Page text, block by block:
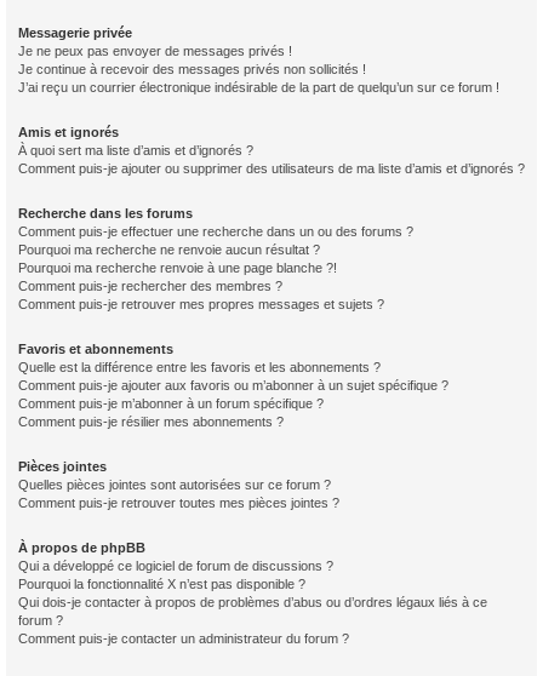
Messagerie privée
Je ne peux pas envoyer de messages privés !
Je continue à recevoir des messages privés non sollicités !
J’ai reçu un courrier électronique indésirable de la part de quelqu’un sur ce forum !
Amis et ignorés
À quoi sert ma liste d’amis et d’ignorés ?
Comment puis-je ajouter ou supprimer des utilisateurs de ma liste d’amis et d’ignorés ?
Recherche dans les forums
Comment puis-je effectuer une recherche dans un ou des forums ?
Pourquoi ma recherche ne renvoie aucun résultat ?
Pourquoi ma recherche renvoie à une page blanche ?!
Comment puis-je rechercher des membres ?
Comment puis-je retrouver mes propres messages et sujets ?
Favoris et abonnements
Quelle est la différence entre les favoris et les abonnements ?
Comment puis-je ajouter aux favoris ou m’abonner à un sujet spécifique ?
Comment puis-je m’abonner à un forum spécifique ?
Comment puis-je résilier mes abonnements ?
Pièces jointes
Quelles pièces jointes sont autorisées sur ce forum ?
Comment puis-je retrouver toutes mes pièces jointes ?
À propos de phpBB
Qui a développé ce logiciel de forum de discussions ?
Pourquoi la fonctionnalité X n’est pas disponible ?
Qui dois-je contacter à propos de problèmes d’abus ou d’ordres légaux liés à ce
forum ?
Comment puis-je contacter un administrateur du forum ?